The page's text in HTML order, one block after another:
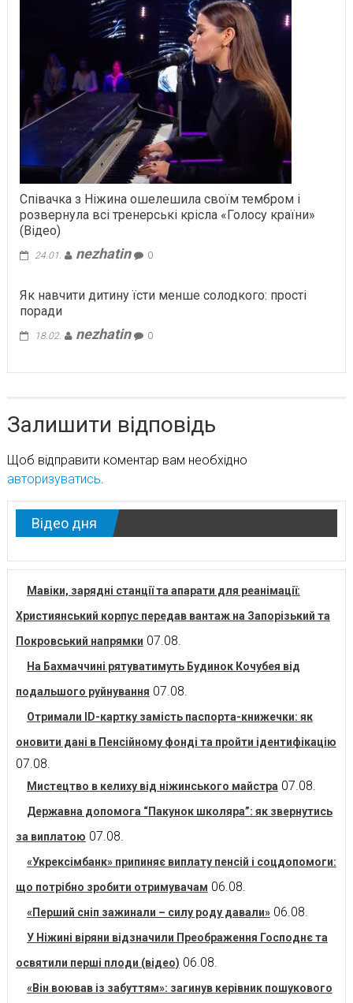
Співачка з Ніжина ошелешила своїм тембром і
розвернула всі тренерські крісла «Голосу країни»
(Відео)
24.01. nezhatin 0
Як навчити дитину їсти менше солодкого: прості
поради
18.02. nezhatin 0
Залишити відповідь
Щоб відправити коментар вам необхідно
авторизуватись
Відео дня
Мавіки, зарядні станції та апарати для реанімації:
Християнський корпус передав вантаж на Запорізький та
Покровський напрямки 07.08.
На Бахмаччині рятуватимуть Будинок Кочубея від
подальшого руйнування 07.08.
Отримали ID-картку замість паспорта-книжечки: як
оновити дані в Пенсійному фонді та пройти ідентифікацію
07.08.
Мистецтво в келиху від ніжинського майстра 07.08.
Державна допомога “Пакунок школяра”: як звернутись
за виплатою 07.08.
«Укрексімбанк» припиняє виплату пенсій і соцдопомоги:
що потрібно зробити отримувачам 06.08.
«Перший сніп зажинали – силу роду давали» 06.08.
У Ніжині віряни відзначили Преображення Господнє та
освятили перші плоди (відео) 06.08.
«Він воював із забуттям»: загинув керівник пошукового